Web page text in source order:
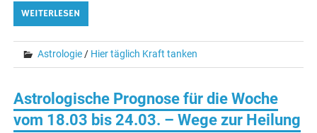
WEITERLESEN
Astrologie/ Hier täglich Kraft tanken
Astrologische Prognose für die Woche
vom 18.03 bis 24.03. – Wege zur Heilung